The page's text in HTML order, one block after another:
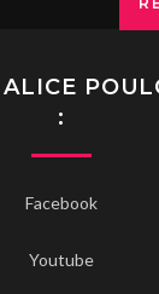
:
Facebook
Youtube